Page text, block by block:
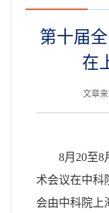
第十届
在
文章
8月 20至8
术会议在中科
会由中科院上